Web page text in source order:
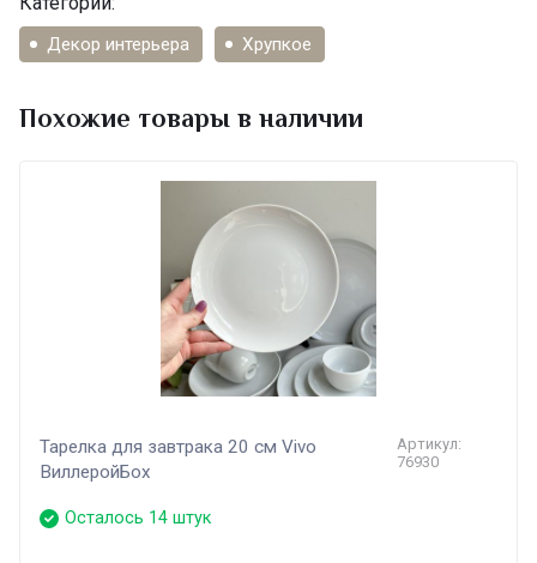
Декор интерьера Хрупкое
Похожие товары в наличии
Тарелка для завтрака 20 см Vivo
ВиллеройБох
Артикул:
76930
Осталось 14 штук